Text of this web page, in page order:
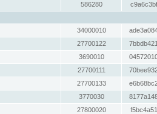
586280
34000010
27700122
3690010
27700111
27700133
3770030
27800020